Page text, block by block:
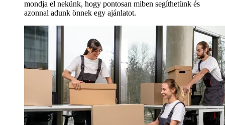
mondja el nekünk, hogy pontosan miben segíthetünk és
azonnal adunk önnek egy ajánlatot.